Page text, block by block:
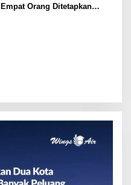
Empat Orang Ditetapkan